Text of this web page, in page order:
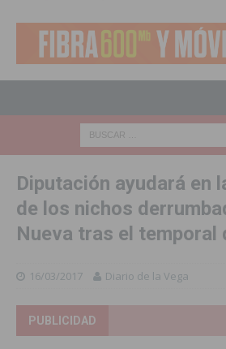
Diputación ayudará en
de los nichos
Nueva tras el temporal
16/03/2017 Diario de la Vega
PUBLICIDAD